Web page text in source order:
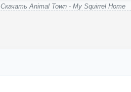
Скачать Animal Town - My Squirrel Home